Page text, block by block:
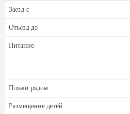
Заезд с
Отъезд до
Питание
Пляжи рядом
Размещение детей